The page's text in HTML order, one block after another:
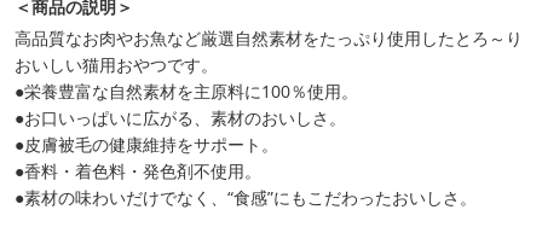
＜商品の説明＞
高品質なお肉やお魚など厳選自然素材をたっぷり使用したとろ～り
おいしい猫用おやつです。
●栄養豊富な自然素材を主原料に100％使用。
●お口いっぱいに広がる、素材のおいしさ。
●皮膚被毛の健康維持をサポート。
●香料・着色料・発色剤不使用。
●素材の味わいだけでなく、“食感”にもこだわったおいしさ。